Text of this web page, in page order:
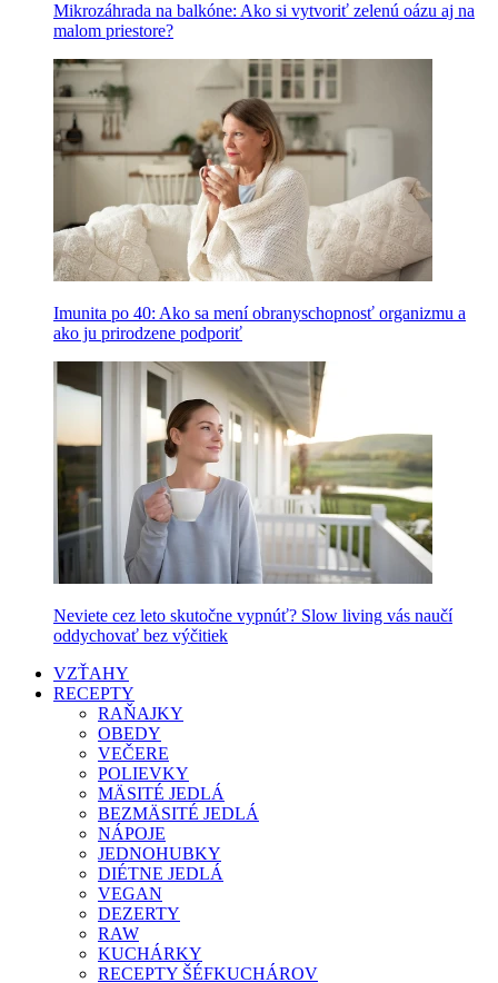
Mikrozáhrada na balkóne: Ako si vytvoriť zelenú oázu aj na
malom priestore?
Imunita po 40: Ako sa mení obranyschopnosť organizmu a
ako ju prirodzene podporiť
Neviete cez leto skutočne vypnúť? Slow living vás naučí
oddychovať bez výčitiek
VZŤAHY
RECEPTY
RAŇAJKY
OBEDY
VEČERE
POLIEVKY
MÄSITÉ JEDLÁ
BEZMÄSITÉ JEDLÁ
NÁPOJE
JEDNOHUBKY
DIÉTNE JEDLÁ
VEGAN
DEZERTY
RAW
KUCHÁRKY
RECEPTY ŠÉFKUCHÁROV